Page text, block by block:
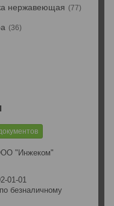
нержавеющая 77
36
"Инжеком"
01-01
безналичному